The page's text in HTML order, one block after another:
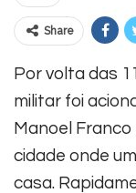
Share
Por volta das
militar foi
Manoel
cidade onde
casa.